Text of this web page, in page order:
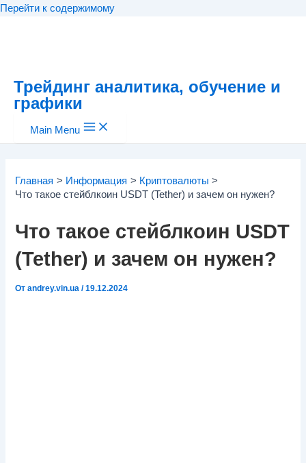
Перейти к содержимому
Трейдинг аналитика, обучение и
графики
Main Menu
Главная Информация
Криптовалюты
Что такое стейблкоин USDT (Tether) и зачем он нужен?
Что такое стейблкоин USDT
(Tether) и зачем он нужен?
Отandrey.vin.ua/19.12.2024